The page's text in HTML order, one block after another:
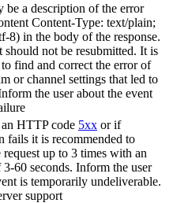
be a description of the error
Content-Type: text/plain;
8) in the body of the response.
should not be resubmitted. It is
to find and correct the error of
or channel settings that led to
the user about the event
HTTP code 5xx or if
fails it is recommended to
request up to 3 times with an
60 seconds. Inform the user
is temporarily undeliverable.
support